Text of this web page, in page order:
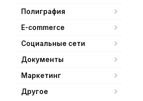
Полиграфия
E-commerce
Социальные сети
Документы
Маркетинг
Другое